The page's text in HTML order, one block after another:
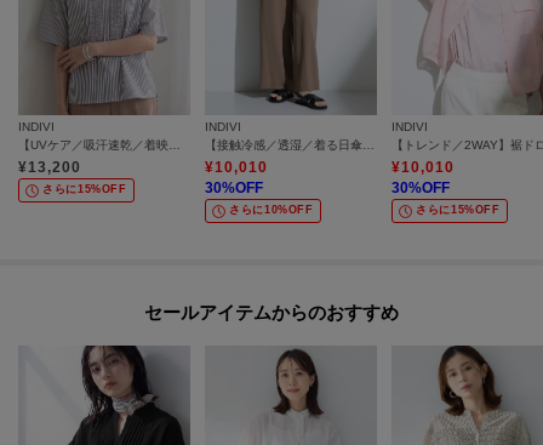
INDIVI
【UVケア／吸汗速乾／着映え】フリルピンタックブラウス
¥13,200
さらに15%OFF
INDIVI
【接触冷感／透湿／着る日傘】イージーワイドパンツ
¥10,010
30%OFF
さらに10%OFF
INDIVI
¥10,010
30%OFF
さらに15%OFF
セールアイテムからのおすすめ